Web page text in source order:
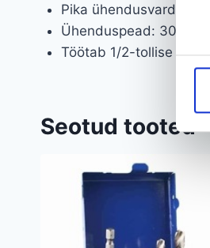
Pika ühendusvarda
Ühenduspead: 30-35
Töötab 1/2-tollise
Seotud tooted